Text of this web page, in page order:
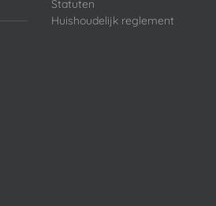
Statuten
Huishoudelijk reglement